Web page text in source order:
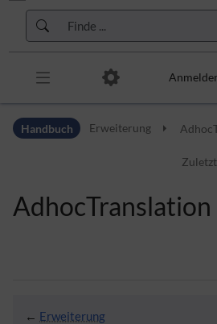
Zur Kopfleiste
Zur Hauptnavigation
Zu den Seitenwerkzeugen
Handbuch Erweiterung
AdhocTranslation
← Erweiterung